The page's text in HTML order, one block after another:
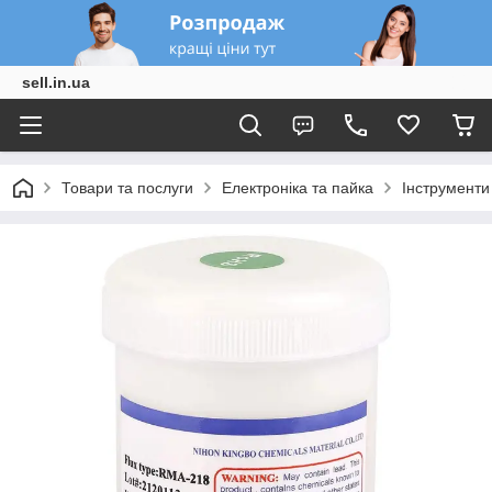
sell.in.ua
Товари та послуги Електроніка та пайка